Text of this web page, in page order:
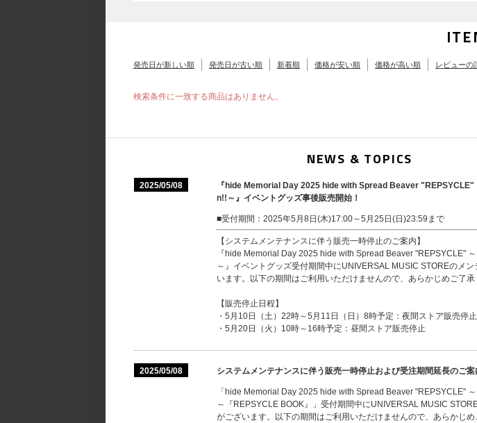
発売日が新しい順 発売日が古い順 新着順 価格が安い順 価格が高い順 レビューの
検索条件に一致する商品はありません。
NEWS & TOPICS
2025/05/08
『hide Memorial Day 2025 hide with Spread Beaver
n!!～』イベントグッズ事後販売開始！
■受付期間：2025年5月8日(木)17:00～5月25日(日)23:59まで
【システムメンテナンスに伴う販売一時停止のご案内】
『hide Memorial Day 2025 hide with Spread Beaver "REPSYCLE"
～』イベントグッズ受付期間中にUNIVERSAL MUSIC STOREのメ
います。以下の期間はご利用いただけませんので、あらかじめご了承
【販売停止日程】
・5月10日（土）22時～5月11日（日）8時予定：夜間ストア販売停止
・5月20日（火）10時～16時予定：昼間ストア販売停止
2025/05/08 システムメンテナンスに伴う販売一時停止および受注期間延長のご案
「hide Memorial Day 2025 hide with Spread Beaver "REPSYCLE"
～『REPSYCLE BOOK』」受付期間中にUNIVERSAL MUSIC
がございます。以下の期間はご利用いただけませんので、あらかじめ